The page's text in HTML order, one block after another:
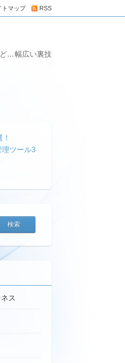
トマップ RSS
…幅広い裏技
ツール3
ス